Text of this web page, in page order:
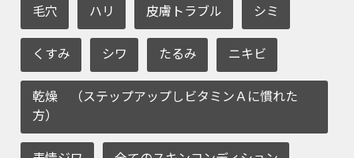
毛穴 ハリ 皮膚トラブル シミ
くすみ シワ たるみ ニキビ
乾燥 （ステップアップしビタミンＡに慣れた
方）